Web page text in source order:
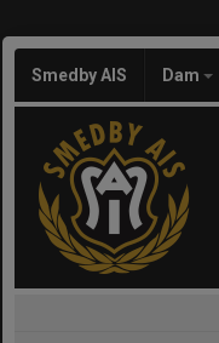
Smedby AIS Dam